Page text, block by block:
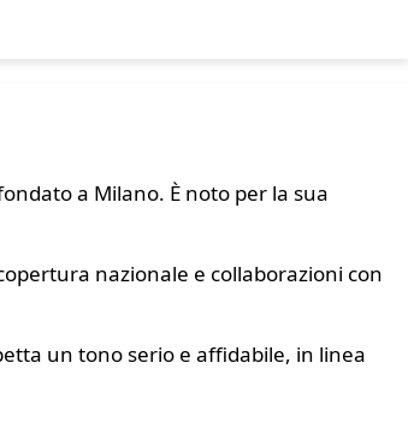
a Milano. È noto per la sua
nazionale e collaborazioni con
un tono serio e affidabile, in linea